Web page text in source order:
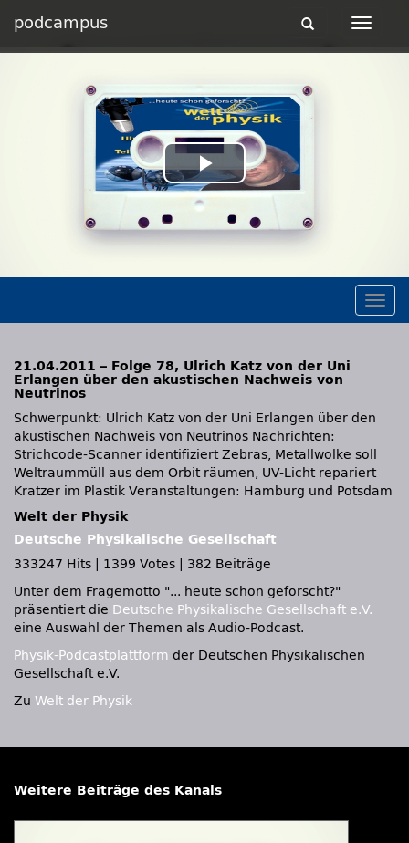
podcampus
Toggle
Toggle
Play
Video
21.04.2011 – Folge 78, Ulrich Katz von der Uni
Erlangen über den akustischen Nachweis von
Neutrinos
Schwerpunkt: Ulrich Katz von der Uni Erlangen über den
akustischen Nachweis von Neutrinos Nachrichten:
Strichcode-Scanner identifiziert Zebras, Metallwolke soll
Weltraummüll aus dem Orbit räumen, UV-Licht repariert
Kratzer im Plastik Veranstaltungen: Hamburg und Potsdam
Welt der Physik
Deutsche Physikalische Gesellschaft
333247 Hits
1399 Votes
382 Beiträge
Unter dem Fragemotto
... heute schon geforscht?
präsentiert die Deutsche Physikalische Gesellschaft e.V.
eine Auswahl der Themen als Audio-Podcast.
Physik-Podcastplattform der Deutschen Physikalischen
Gesellschaft e.V.
Zu Welt der Physik
Weitere Beiträge des Kanals